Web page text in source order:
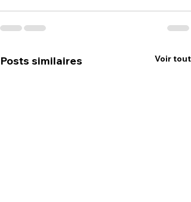
Posts similaires Voir tout